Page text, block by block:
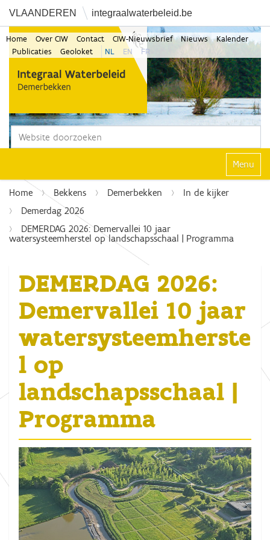
VLAANDEREN integraalwaterbeleid.be
Zoek
Home Over CIW Contact CIW-Nieuwsbrief Nieuws
Kalender
Publicaties
Geoloket NL EN FR
Klap
Home Bekkens Demerbekken
In de kijker
Demerdag 2026
DEMERDAG 2026: Demervallei 10 jaar
watersysteemherstel op landschapsschaal | Programma
DEMERDAG 2026:
Demervallei 10 jaar
watersysteemherste
l op
landschapsschaal |
Programma